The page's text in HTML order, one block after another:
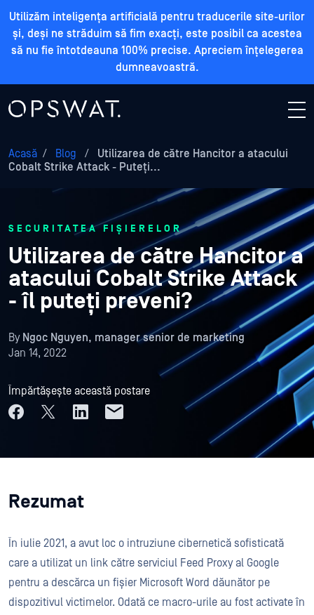
Utilizăm inteligența artificială pentru traducerile site-urilor
și, deși ne străduim să fim exacți, este posibil ca acestea
să nu fie întotdeauna 100% precise. Apreciem înțelegerea
dumneavoastră.
Acasă / Blog /
Utilizarea de către Hancitor a atacului
Cobalt Strike Attack - Puteți...
SECURITATEA FIȘIERELOR
Utilizarea de către Hancitor a
atacului Cobalt Strike Attack
- îl puteți preveni?
By Ngoc Nguyen, manager senior de marketing
Jan 14, 2022
Împărtășește această postare
Rezumat
În iulie 2021, a avut loc o intruziune cibernetică sofisticată
care a utilizat un link către serviciul Feed Proxy al Google
pentru a descărca un fișier Microsoft Word dăunător pe
dispozitivul victimelor. Odată ce macro-urile au fost activate în